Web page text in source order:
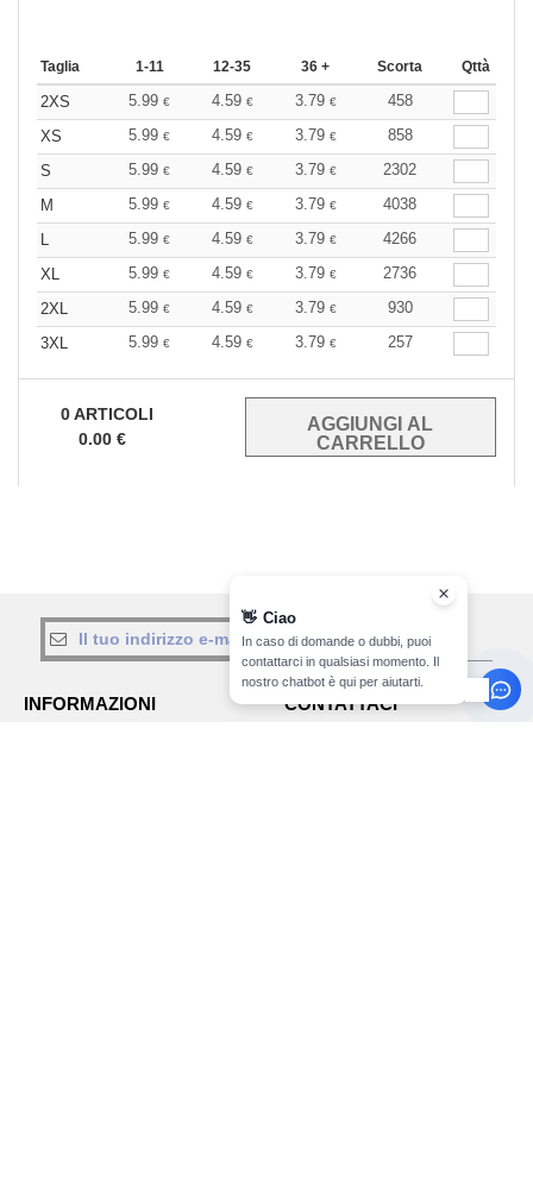
Taglia 1-11 12-35 36 + Scorta Qttà
2XS 5.99 € 4.59 € 3.79 €
458
XS
5.99 € 4.59 € 3.79 €
858
S
5.99 € 4.59 € 3.79 €
2302
M
5.99 € 4.59 € 3.79 €
4038
L
5.99 € 4.59 € 3.79 €
4266
XL
5.99 € 4.59 € 3.79 €
2736
2XL
5.99 € 4.59 € 3.79 €
930
3XL
5.99 € 4.59 € 3.79 € 257
0ARTICOLI
0.00 €
registrati!
INFORMAZIONI CONTATTACI
👋 Ciao
In caso di domande o dubbi, puoi
contattarci in qualsiasi momento. Il
nostro chatbot è qui per aiutarti.